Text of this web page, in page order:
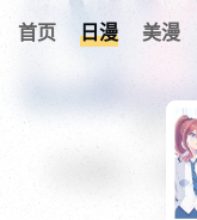
首页 日漫 美漫